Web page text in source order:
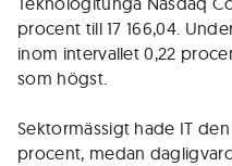
procent till 17 166,04.
inom intervallet 0,22
som högst.
Sektormässigt hade IT
procent, medan